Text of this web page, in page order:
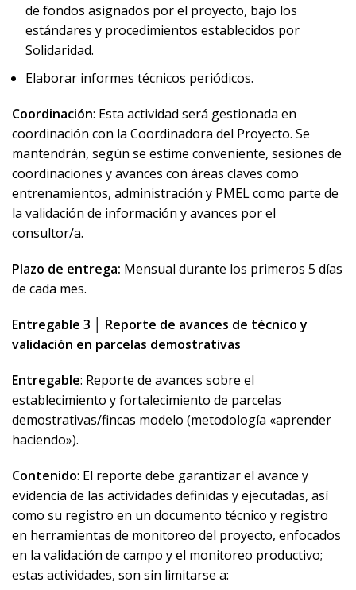
de fondos asignados por el proyecto, bajo los
estándares y procedimientos establecidos por
Solidaridad.
Elaborar informes técnicos periódicos.
Coordinación: Esta actividad será gestionada en
coordinación con la Coordinadora del Proyecto. Se
mantendrán, según se estime conveniente, sesiones de
coordinaciones y avances con áreas claves como
entrenamientos, administración y PMEL como parte de
la validación de información y avances por el
consultor/a.
Plazo de entrega: Mensual durante los primeros 5 días
de cada mes.
Entregable 3 │ Reporte de avances de técnico y
validación en parcelas demostrativas
Entregable: Reporte de avances sobre el
establecimiento y fortalecimiento de parcelas
demostrativas/fincas modelo (metodología «aprender
haciendo»).
Contenido: El reporte debe garantizar el avance y
evidencia de las actividades definidas y ejecutadas, así
como su registro en un documento técnico y registro
en herramientas de monitoreo del proyecto, enfocados
en la validación de campo y el monitoreo productivo;
estas actividades, son sin limitarse a: